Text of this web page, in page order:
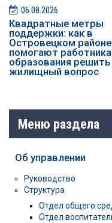
06.08.2026
Квадратные метры
поддержки: как в
Островецком районе
помогают
образования решить
жилищный вопрос
Меню раздела
Об управлении
Руководство
Структура
Отдел общего
Отдел